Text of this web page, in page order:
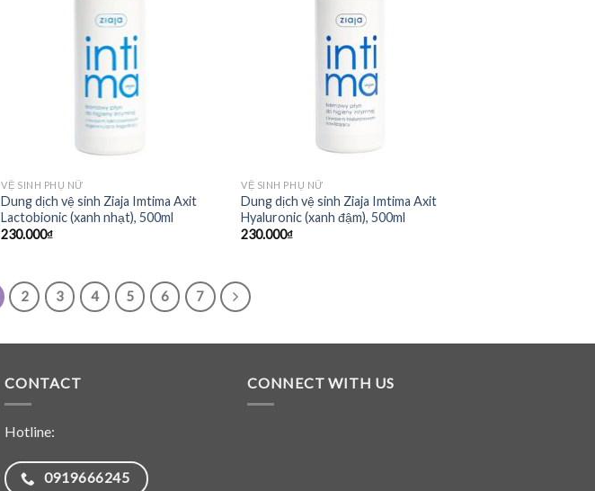
VỆ SINH PHỤ NỮ
Dung dịch vệ sinh Ziaja Imtima Axit
Lactobionic (xanh nhạt), 500ml
230.000₫
VỆ SINH PHỤ NỮ
Dung dịch vệ sinh Ziaja Imtima Axit
Hyaluronic (xanh đậm), 500ml
230.000₫
2 3 4 5 6 7
CONTACT
Hotline:
0919666245
CONNECT WITH US